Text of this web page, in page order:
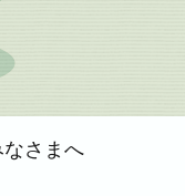
さまへ